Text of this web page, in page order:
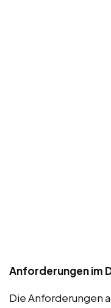
Anforderungen im
Die Anforderungen